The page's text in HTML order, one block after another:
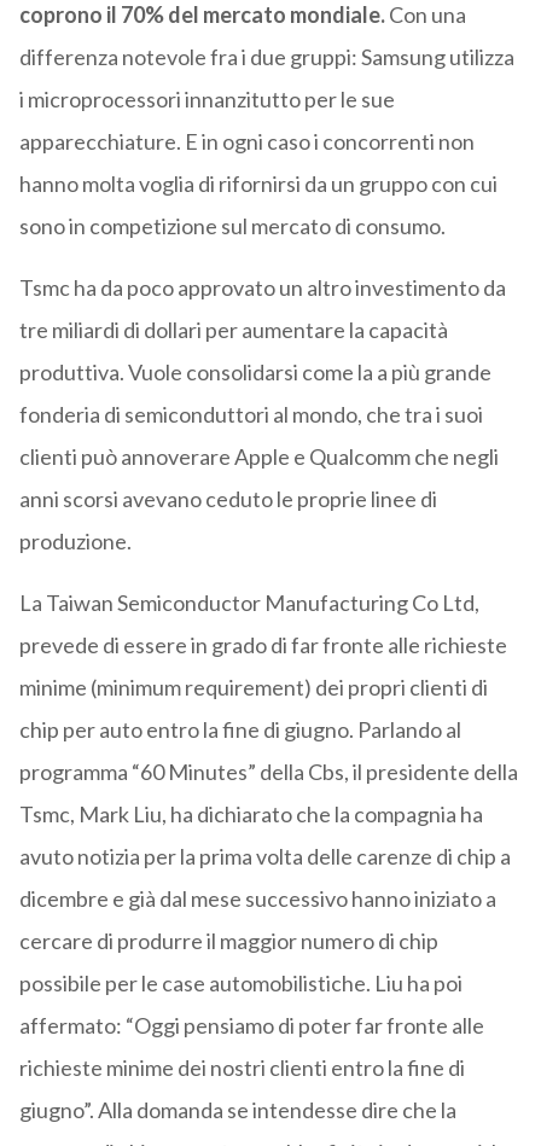
coprono il 70% del mercato mondiale.Con una
differenza notevole fra i due gruppi: Samsung utilizza
i microprocessori innanzitutto per le sue
apparecchiature. E in ogni caso i concorrenti non
hanno molta voglia di rifornirsi da un gruppo con cui
sono in competizione sul mercato di consumo.
​Tsmc ha da poco approvato un altro investimento da
tre miliardi di dollari per aumentare la capacità
produttiva. Vuole consolidarsi come la a più grande
fonderia di semiconduttori al mondo, che tra i suoi
clienti può annoverare Apple e Qualcomm che negli
anni scorsi avevano ceduto le proprie linee di
produzione.
La Taiwan Semiconductor Manufacturing Co Ltd,
prevede di essere in grado di far fronte alle richieste
minime (minimum requirement) dei propri clienti di
chip per auto entro la fine di giugno. Parlando al
programma “60 Minutes” della Cbs, il presidente della
Tsmc, Mark Liu, ha dichiarato che la compagnia ha
avuto notizia per la prima volta delle carenze di chip a
dicembre e già dal mese successivo hanno iniziato a
cercare di produrre il maggior numero di chip
possibile per le case automobilistiche. Liu ha poi
affermato: “Oggi pensiamo di poter far fronte alle
richieste minime dei nostri clienti entro la fine di
giugno”. Alla domanda se intendesse dire che la